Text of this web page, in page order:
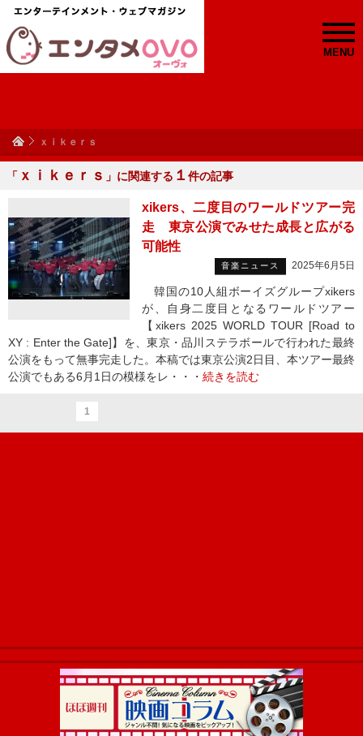
MENU
ｘｉｋｅｒｓ
「 ｘｉｋｅｒｓ 」に関連する １ 件の記事
xikers、二度目のワールドツアー完
走 東京公演でみせた成長と広がる
可能性
音楽ニュース 2025年6月5日
韓国の10人組ボーイズグループxikers
が、自身二度目となるワールドツアー
【xikers 2025 WORLD TOUR [Road to
XY : Enter the Gate]】を、東京・品川ステラボールで行われた最終
公演をもって無事完走した。本稿では東京公演2日目、本ツアー最終
公演でもある6月1日の模様をレ・・・ 続きを読む
1